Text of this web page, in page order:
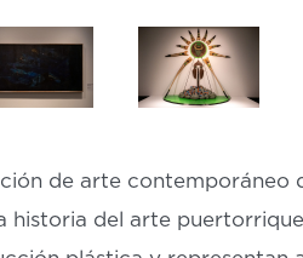
de arte contemporáneo
historia del arte